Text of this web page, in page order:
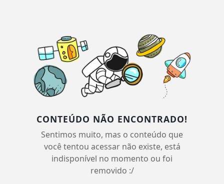
CONTEÚDO NÃO ENCONTRADO!
Sentimos muito, mas o conteúdo que
você tentou acessar não existe, está
indisponível no momento ou foi
removido :/